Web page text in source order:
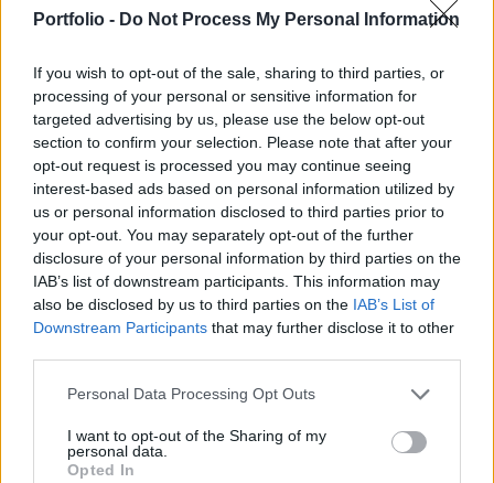
Portfolio - Do Not Process My Personal Information
If you wish to opt-out of the sale, sharing to third parties, or
processing of your personal or sensitive information for
targeted advertising by us, please use the below opt-out
section to confirm your selection. Please note that after your
opt-out request is processed you may continue seeing
interest-based ads based on personal information utilized by
us or personal information disclosed to third parties prior to
your opt-out. You may separately opt-out of the further
disclosure of your personal information by third parties on the
IAB’s list of downstream participants. This information may
also be disclosed by us to third parties on the IAB’s List of
Downstream Participants that may further disclose it to other
Personal Data Processing Opt Outs
I want to opt-out of the Sharing of my
personal data.
Opted In
bérletigazolványokat a veszélyhelyzet ideje alatt
A BKK kedden közleményben tudatta, hogy az álláskeresők
a februári vagy márciusi keltezésű, illetve a kormány által
március 11-én kihirdetett veszélyhelyzet ideje alatt kiállított
hatósági bizonyítványokkal az átmeneti időszak végéig
kiválhatják a bérletüket. Az intézkedés visszavonása a
veszélyhelyzet megszűnését követő 15. napon várható.
Azoknak, akik kidobták...
KEDVES OLVASÓNK!
tartozik, melynek olvasása előfizetéses
regisztrációhoz kötött.
Az előfizetés a következőket tartalmazza: